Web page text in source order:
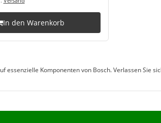
In den Warenkorb
Komponenten von Bosch. Verlassen Sie